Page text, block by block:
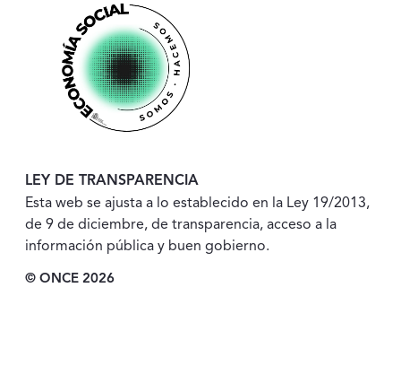
LEY DE TRANSPARENCIA
Esta web se ajusta a lo establecido en la Ley 19/2013,
de 9 de diciembre, de transparencia, acceso a la
información pública y buen gobierno.
© ONCE 2026